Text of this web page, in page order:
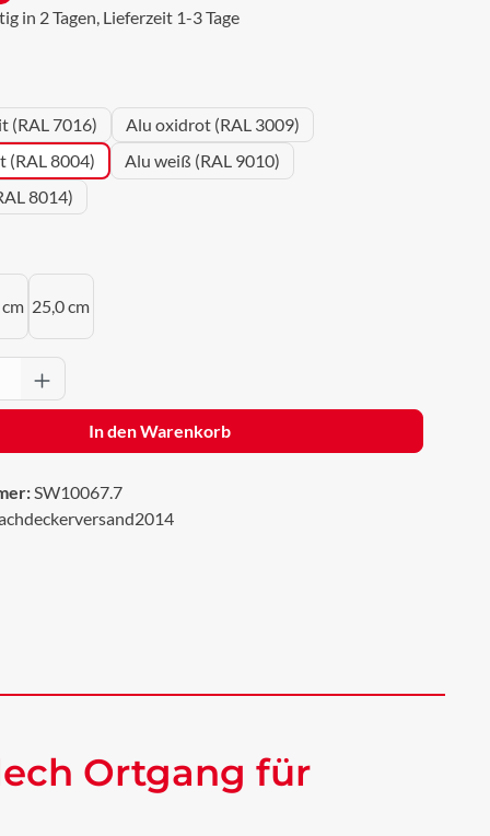
in 2 Tagen, Lieferzeit 1-3 Tage
(RAL 7016)
Alu oxidrot (RAL 3009)
(RAL 8004)
Alu weiß (RAL 9010)
8014)
25,0 cm
Gib den gewünschten Wert ein
In den Warenkorb
SW10067.7
Ortgang für